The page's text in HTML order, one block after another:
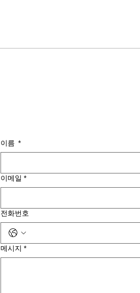
이름 *
이메일 *
전화번호
메시지 *